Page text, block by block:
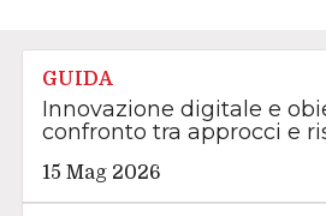
GUIDA
Innovazione digitale e
confronto tra approcci e
15 Mag 2026